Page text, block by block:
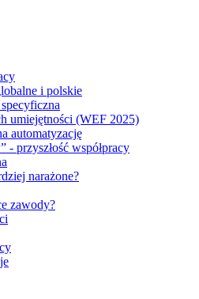
i polskie
umiejętności (WEF 2025)
automatyzację
- przyszłość współpracy
narażone?
zawody?